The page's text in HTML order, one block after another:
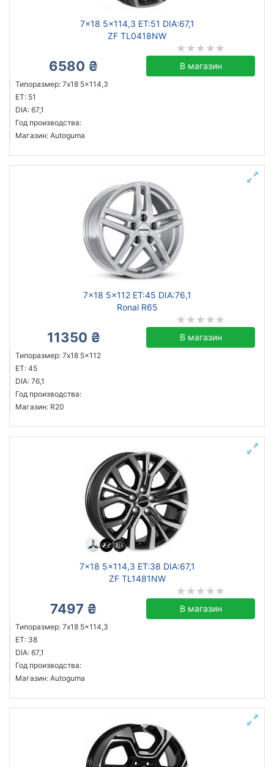
7x18 5x114,3 ET:51 DIA:67,1
ZF TL0418NW
6580 ₴ В магазин
Типоразмер: 7x18 5x114,3
ET: 51
DIA: 67,1
Год производства:
Магазин: Autoguma
7x18 5x112 ET:45 DIA:76,1
Ronal R65
11350 ₴ В магазин
Типоразмер: 7x18 5x112
ET: 45
DIA: 76,1
Год производства:
Магазин: R20
7x18 5x114,3 ET:38 DIA:67,1
ZF TL1481NW
7497 ₴ В магазин
Типоразмер: 7x18 5x114,3
ET: 38
DIA: 67,1
Год производства:
Магазин: Autoguma